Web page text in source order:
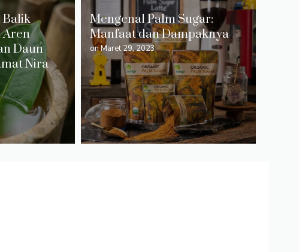
Balik
Aren
Daun
Nira
Mengenal Palm Sugar:
Manfaat dan Dampaknya
onMaret 29, 2023